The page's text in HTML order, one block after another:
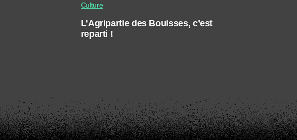
Culture
L’Agripartie des Bouisses, c’est
reparti !